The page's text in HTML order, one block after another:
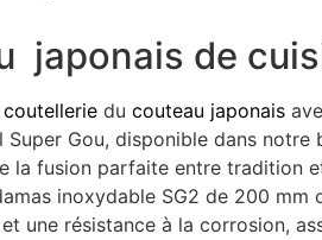
japonais de
coutelleriedu couteau japonais
Super Gou, disponible dans notre
la fusion parfaite entre tradition
inoxydable SG2 de 200 mm
une résistance à la corrosion,